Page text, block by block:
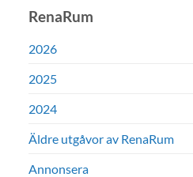
RenaRum
2026
2025
2024
Äldre utgåvor av RenaRum
Annonsera